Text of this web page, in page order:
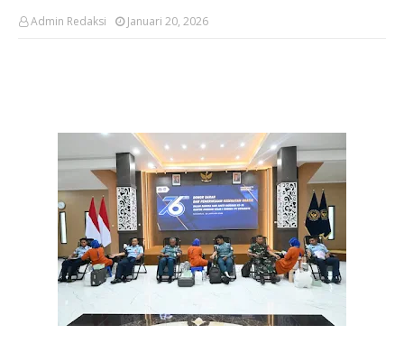
Admin Redaksi Januari 20, 2026